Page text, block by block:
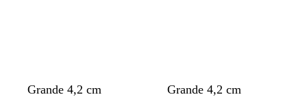
Grande 4,2 cm Grande 4,2 cm